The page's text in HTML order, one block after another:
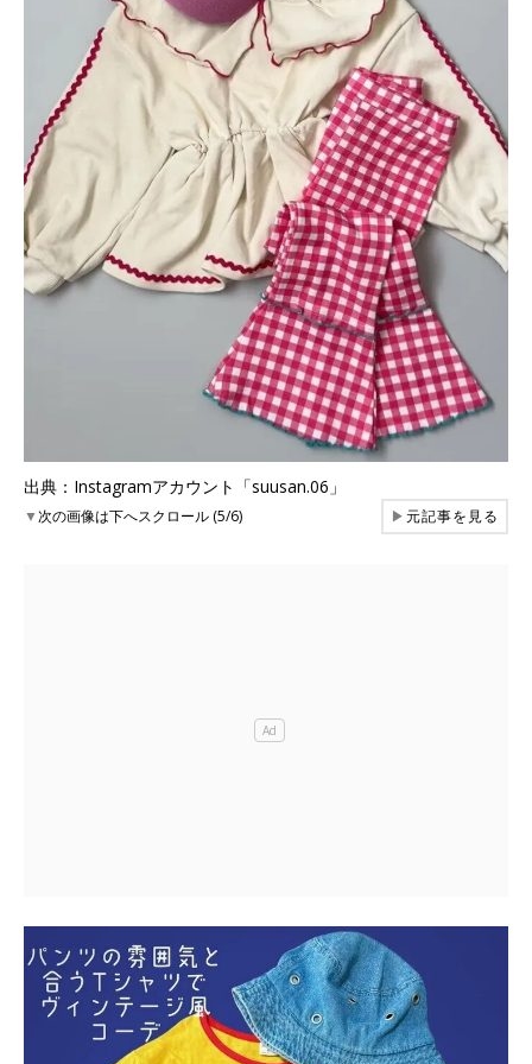
出典：Instagramアカウント「suusan.06」
▼次の画像は下へスクロール (5/6) ▶元記事を見る